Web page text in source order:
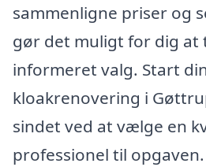
sammenligne priser og
gør det muligt for dig
informeret valg. Start
kloakrenovering i
sindet ved at vælge en
professionel til opgaven.